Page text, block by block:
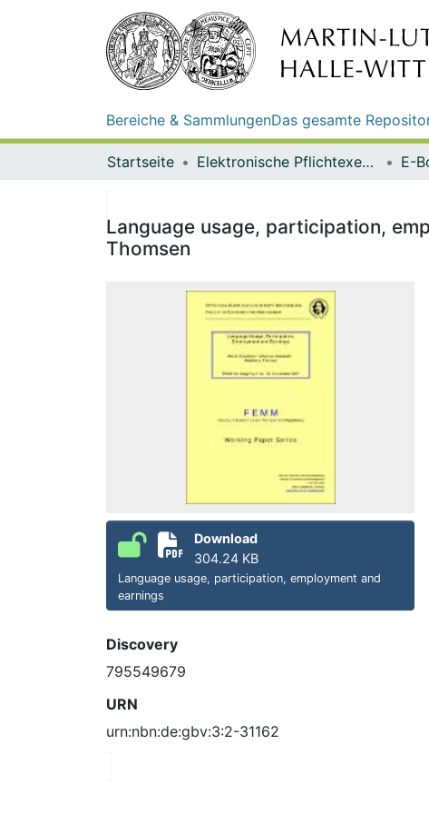
Bereiche & SammlungenDas gesamte
Startseite Elektronische Pflichtexemplare E-
Language usage, participation,
Thomsen
Download
304.24 KB
Language usage, participation, employment and
earnings
Discovery
795549679
URN
urn:nbn:de:gbv:3:2-31162